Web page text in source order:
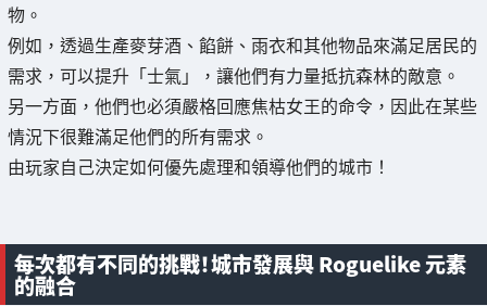
物。
例如，透過生產麥芽酒、餡餅、雨衣和其他物品來滿足居民的
需求，可以提升「士氣」，讓他們有力量抵抗森林的敵意。
另一方面，他們也必須嚴格回應焦枯女王的命令，因此在某些
情況下很難滿足他們的所有需求。
由玩家自己決定如何優先處理和領導他們的城市！
每次都有不同的挑戰！城市發展與 Roguelike 元素
的融合